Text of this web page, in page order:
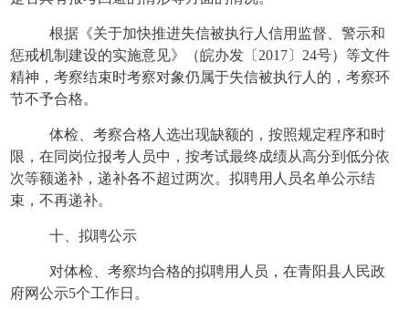
根据《关于加快推进失信被执行人信用监督、警示和
惩戒机制建设的实施意见》（皖办发〔 2017〕24号）等文件
精神，考察结束时考察对象仍属于失信被执行人的，考察环
节不予合格。
体检、考察合格人选出现缺额的，按照规定程序和时
限，在同岗位报考人员中，按考试最终成绩从高分到低分依
次等额递补，递补各不超过两次。拟聘用人员名单公示结
束，不再递补。
十、拟聘公示
对体检、考察均合格的拟聘用人员，在青阳县人民政
府网公示5个工作日。